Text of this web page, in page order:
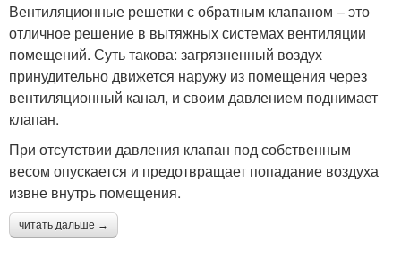
Вентиляционные решетки с обратным клапаном – это
отличное решение в вытяжных системах вентиляции
помещений. Суть такова: загрязненный воздух
принудительно движется наружу из помещения через
вентиляционный канал, и своим давлением поднимает
клапан.
При отсутствии давления клапан под собственным
весом опускается и предотвращает попадание воздуха
извне внутрь помещения.
читать дальше →